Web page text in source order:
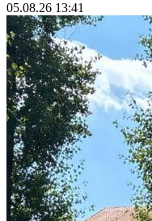
05.08.26 13:41